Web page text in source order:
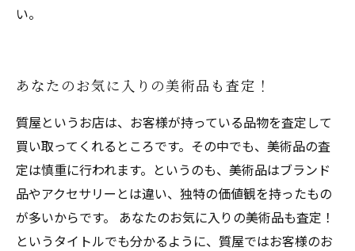
い。
あなたのお気に入りの美術品も査定！
質屋というお店は、お客様が持っている品物を査定して
買い取ってくれるところです。その中でも、美術品の査
定は慎重に行われます。というのも、美術品はブランド
品やアクセサリーとは違い、独特の価値観を持ったもの
が多いからです。 あなたのお気に入りの美術品も査定！
というタイトルでも分かるように、質屋ではお客様のお